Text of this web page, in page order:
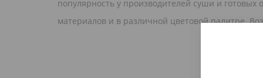
популярность у производителей суши и
материалов и в различной цветовой палитре.